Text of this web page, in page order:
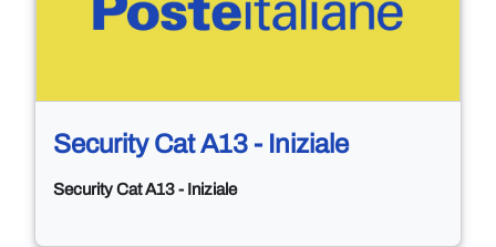
Security Cat A13 - Iniziale
Security Cat A13 - Iniziale